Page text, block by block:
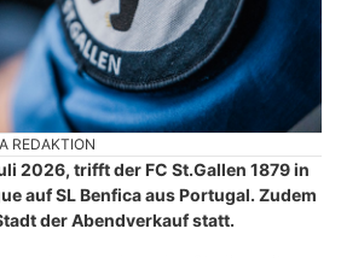
REDAKTION
2026, trifft der FC St.Gallen 1879 in
auf SL Benfica aus Portugal. Zudem
der Abendverkauf statt.